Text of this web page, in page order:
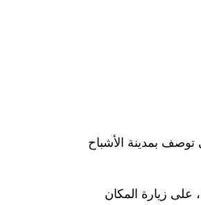
بمدينة الأشباح
مدرس سابق في المرحلة الثانوية ويبلغ من العمر 70 عاما، على زيارة المكان